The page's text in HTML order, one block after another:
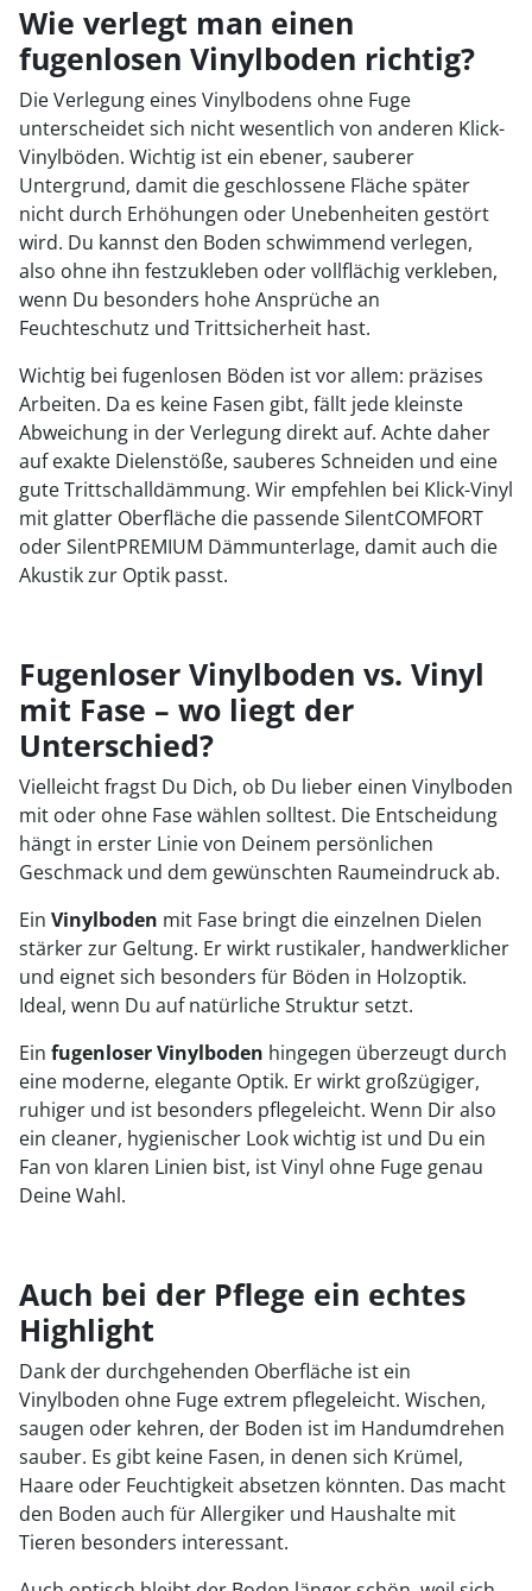
Wie verlegt man einen
fugenlosen Vinylboden richtig?
Die Verlegung eines Vinylbodens ohne Fuge
unterscheidet sich nicht wesentlich von anderen Klick-
Vinylböden. Wichtig ist ein ebener, sauberer
Untergrund, damit die geschlossene Fläche später
nicht durch Erhöhungen oder Unebenheiten gestört
wird. Du kannst den Boden schwimmend verlegen,
also ohne ihn festzukleben oder vollflächig verkleben,
wenn Du besonders hohe Ansprüche an
Feuchteschutz und Trittsicherheit hast.
Wichtig bei fugenlosen Böden ist vor allem: präzises
Arbeiten. Da es keine Fasen gibt, fällt jede kleinste
Abweichung in der Verlegung direkt auf. Achte daher
auf exakte Dielenstöße, sauberes Schneiden und eine
gute Trittschalldämmung. Wir empfehlen bei Klick-Vinyl
mit glatter Oberfläche die passende SilentCOMFORT
oder SilentPREMIUM Dämmunterlage, damit auch die
Akustik zur Optik passt.
Fugenloser Vinylboden vs. Vinyl
mit Fase – wo liegt der
Unterschied?
Vielleicht fragst Du Dich, ob Du lieber einen Vinylboden
mit oder ohne Fase wählen solltest. Die Entscheidung
hängt in erster Linie von Deinem persönlichen
Geschmack und dem gewünschten Raumeindruck ab.
Ein Vinylboden mit Fase bringt die einzelnen Dielen
stärker zur Geltung. Er wirkt rustikaler, handwerklicher
und eignet sich besonders für Böden in Holzoptik.
Ideal, wenn Du auf natürliche Struktur setzt.
Ein fugenloser Vinylboden hingegen überzeugt durch
eine moderne, elegante Optik. Er wirkt großzügiger,
ruhiger und ist besonders pflegeleicht. Wenn Dir also
ein cleaner, hygienischer Look wichtig ist und Du ein
Fan von klaren Linien bist, ist Vinyl ohne Fuge genau
Deine Wahl.
Auch bei der Pflege ein echtes
Highlight
Dank der durchgehenden Oberfläche ist ein
Vinylboden ohne Fuge extrem pflegeleicht. Wischen,
saugen oder kehren, der Boden ist im Handumdrehen
sauber. Es gibt keine Fasen, in denen sich Krümel,
Haare oder Feuchtigkeit absetzen könnten. Das macht
den Boden auch für Allergiker und Haushalte mit
Tieren besonders interessant.